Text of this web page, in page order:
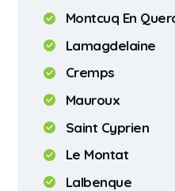
Montcuq En
Lamagdelaine
Cremps
Mauroux
Saint Cyprien
Le Montat
Lalbenque